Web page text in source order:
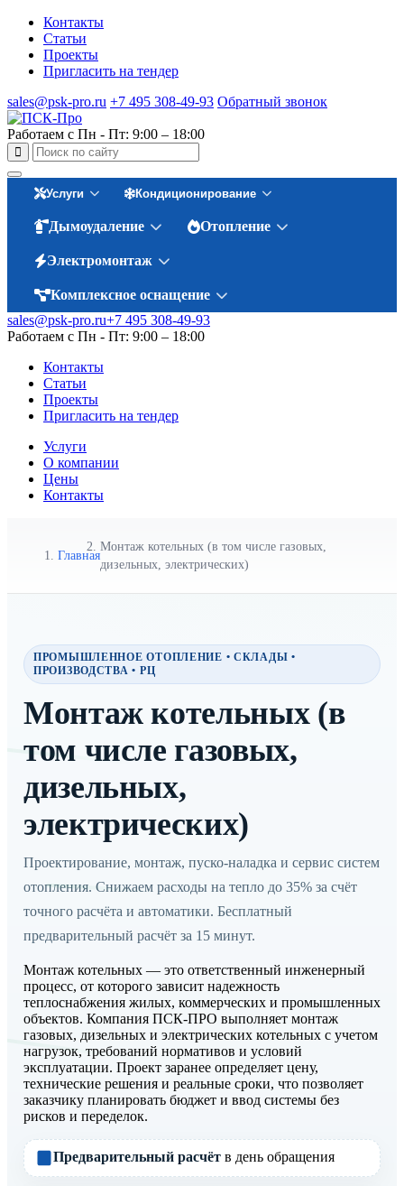
Контакты
Статьи
Проекты
Пригласить на тендер
sales@psk-pro.ru +7 495 308-49-93 Обратный звонок
Работаем с Пн - Пт: 9:00 – 18:00
Услуги Кондиционирование
Дымоудаление Отопление
Электромонтаж
Комплексное оснащение
sales@psk-pro.ru+7 495 308-49-93
Работаем с Пн - Пт: 9:00 – 18:00
Контакты
Статьи
Проекты
Пригласить на тендер
Услуги
О компании
Цены
Контакты
Главная
Монтаж котельных (в том числе газовых,
дизельных, электрических)
ПРОМЫШЛЕННОЕ ОТОПЛЕНИЕ • СКЛАДЫ •
ПРОИЗВОДСТВА • РЦ
Монтаж котельных (в
том числе газовых,
дизельных,
электрических)
Проектирование, монтаж, пуско-наладка и сервис систем
отопления. Снижаем расходы на тепло до 35% за счёт
точного расчёта и автоматики. Бесплатный
предварительный расчёт за 15 минут.
Монтаж котельных — это ответственный инженерный
процесс, от которого зависит надежность
теплоснабжения жилых, коммерческих и промышленных
объектов. Компания ПСК-ПРО выполняет монтаж
газовых, дизельных и электрических котельных с учетом
нагрузок, требований нормативов и условий
эксплуатации. Проект заранее определяет цену,
технические решения и реальные сроки, что позволяет
заказчику планировать бюджет и ввод системы без
рисков и переделок.
Предварительный расчёт в день обращения